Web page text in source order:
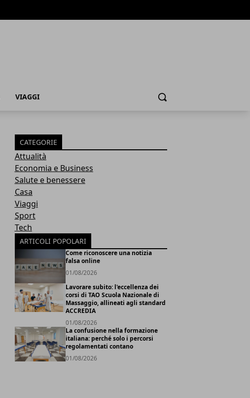
VIAGGI Cerca
CATEGORIE
Attualità
Economia e Business
Salute e benessere
Casa
Viaggi
Sport
Tech
ARTICOLI POPOLARI
Come riconoscere una notizia
falsa online
01/08/2026
Lavorare subito: l'eccellenza dei
corsi di TAO Scuola Nazionale di
Massaggio, allineati agli standard
ACCREDIA
01/08/2026
La confusione nella formazione
italiana: perché solo i percorsi
regolamentati contano
01/08/2026